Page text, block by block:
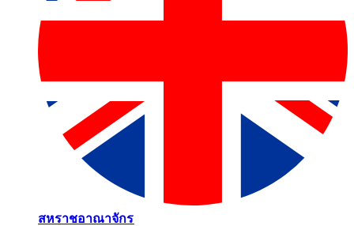
สหราชอาณาจักร​​